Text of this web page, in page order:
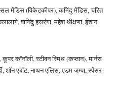
मेंडिस (विकेटकीपर), कमिंदु मेंडिस, चरित
वानिंदु हसरंगा, महेश थीक्षणा, ईशान
कॉनॉली, स्टीवन स्मिथ (कप्तान), मार्नस
शॉन एबॉट, नाथन एलिस, एडम ज़म्पा, स्पेंसर